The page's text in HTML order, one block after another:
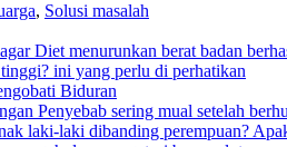
, Solusi masalah
Diet menurunkan berat badan
ini yang perlu di perhatikan
Biduran
Penyebab sering mual setelah